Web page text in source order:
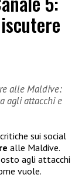
alle Maldive:
agli attacchi e
sui social
alle Maldive.
agli attacchi
vuole.